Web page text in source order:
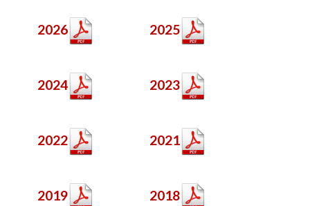
2026 2025
2024 2023
2022 2021
2019 2018